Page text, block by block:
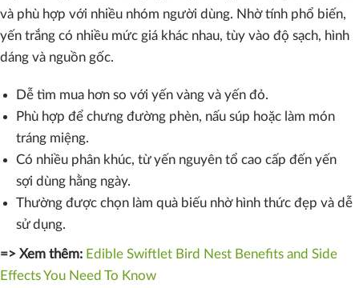
và phù hợp với nhiều nhóm người dùng. Nhờ tính phổ biến,
yến trắng có nhiều mức giá khác nhau, tùy vào độ sạch, hình
dáng và nguồn gốc.
Dễ tìm mua hơn so với yến vàng và yến đỏ.
Phù hợp để chưng đường phèn, nấu súp hoặc làm món
tráng miệng.
Có nhiều phân khúc, từ yến nguyên tổ cao cấp đến yến
sợi dùng hằng ngày.
Thường được chọn làm quà biếu nhờ hình thức đẹp và dễ
sử dụng.
=> Xem thêm: Edible Swiftlet Bird Nest Benefits and Side
Effects You Need To Know